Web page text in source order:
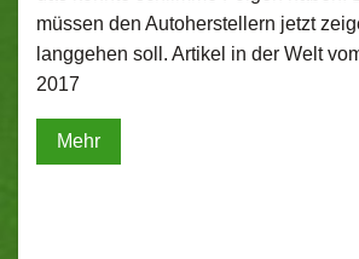
müssen den Autoherstellern jetzt
langgehen soll. Artikel in der Welt
2017
Mehr